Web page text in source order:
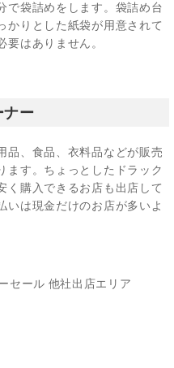
袋詰めをします。袋詰め台
かりとした紙袋が用意されて
要はありません。
ナー
、食品、衣料品などが販売
ます。ちょっとしたドラック
く購入できるお店も出店して
いは現金だけのお店が多いよ